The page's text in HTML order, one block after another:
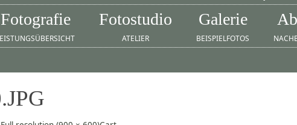
Fotografie Fotostudio
ATELIER
Galerie
BEISPIELFOTOS